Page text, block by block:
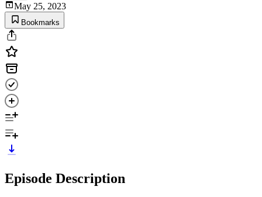
May 25, 2023
Bookmarks
Episode Description